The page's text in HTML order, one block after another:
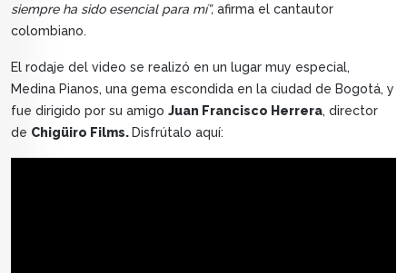
siempre ha sido esencial para mí”, afirma el cantautor
colombiano.
El rodaje del video se realizó en un lugar muy especial,
Medina Pianos, una gema escondida en la ciudad de Bogotá, y
fue dirigido por su amigo Juan Francisco Herrera, director
de Chigüiro Films. Disfrútalo aquí: